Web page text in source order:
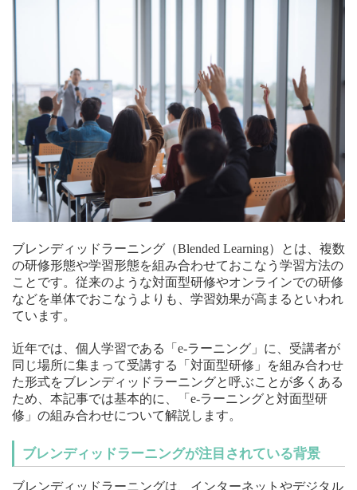
ブレンディッドラーニング（Blended Learning）とは、複数
の研修形態や学習形態を組み合わせておこなう学習方法の
ことです。従来のような対面型研修やオンラインでの研修
などを単体でおこなうよりも、学習効果が高まるといわれ
ています。
近年では、個人学習である「e-ラーニング」に、受講者が
同じ場所に集まって受講する「対面型研修」を組み合わせ
た形式をブレンディッドラーニングと呼ぶことが多くある
ため、本記事では基本的に、「e-ラーニングと対面型研
修」の組み合わせについて解説します。
ブレンディッドラーニングが注目されている背景
ブレンディッドラーニングは、インターネットやデジタル